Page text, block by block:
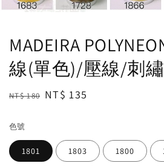
MADEIRA
線(單色)/壓線/刺
Regular
NT$ 180 Sale
NT$ 135
色號
1801 1803 1800